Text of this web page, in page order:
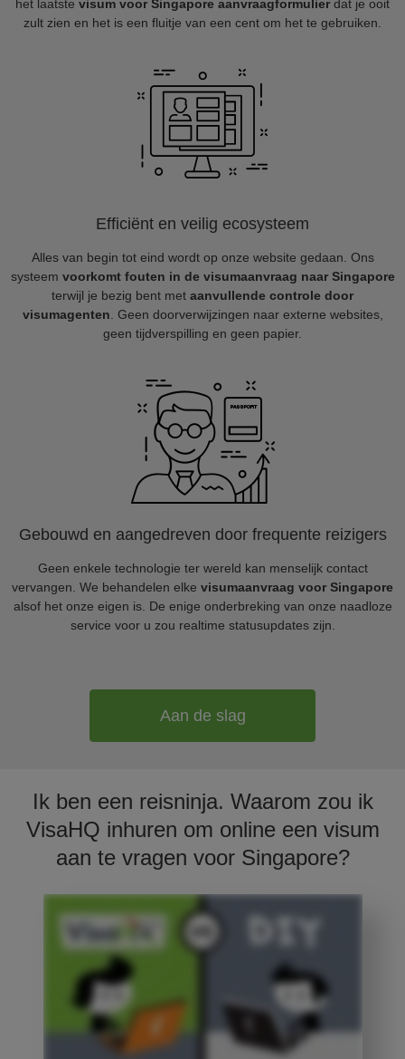
het laatste visum voor Singapore aanvraagformulier dat je ooit
zult zien en het is een fluitje van een cent om het te gebruiken.
Efficiënt en veilig ecosysteem
Alles van begin tot eind wordt op onze website gedaan. Ons
systeem voorkomt fouten in de visumaanvraag naar Singapore
terwijl je bezig bent met aanvullende controle door
visumagenten . Geen doorverwijzingen naar externe websites,
geen tijdverspilling en geen papier.
Gebouwd en aangedreven door frequente reizigers
Geen enkele technologie ter wereld kan menselijk contact
vervangen. We behandelen elke visumaanvraag voor Singapore
alsof het onze eigen is. De enige onderbreking van onze naadloze
service voor u zou realtime statusupdates zijn.
Aan de slag
Ik ben een reisninja. Waarom zou ik
VisaHQ inhuren om online een visum
aan te vragen voor Singapore?